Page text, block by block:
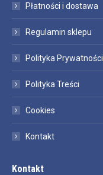
Płatności i dostawa
Regulamin sklepu
Polityka Prywatności
Polityka Treści
Cookies
Kontakt
Kontakt